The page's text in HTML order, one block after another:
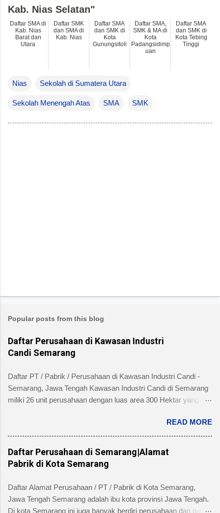
Nias Sekolah di Sumatera Utara
Sekolah Menengah Atas SMA SMK
Kab. Nias Selatan"
Daftar SMA di
Kab. Nias
Barat dan
Utara
Daftar SMK
dan SMA di
Kab. Nias
Daftar SMA
dan SMK di
Kota
Gunungsitoli
Daftar SMA,
SMK & MA di
Kota
Padangsidimp
uan
Daftar SMA
dan SMK di
Kota Tebing
Tinggi
Popular posts from this blog
Daftar Perusahaan di Kawasan Industri
Candi Semarang
Daftar PT / Pabrik / Perusahaan di Kawasan Industri Candi -
Semarang, Jawa Tengah Kawasan Industri Candi di Semarang
miliki 26 unit perusahaan dengan luas area 300 Hektar yang
Kecamatan Ngaliyan dan memiliki fasilitas tanah yang siap
dibangun , jalan 20 s/d 30 meter, green belt, listrik , telepon , air,
security service dan memiliki kemudahan atau keuntungan
bebas banjir dan ideal untuk industri menengah dan besar untuk
alamat pengelola berada di Jl. Tambakaji II No. 7 Semarang
Perusahaan di Kawasan Industri Candi Semarang disertai
READ MORE
Daftar Perusahaan di Semarang|Alamat
Pabrik di Kota Semarang
Daftar Alamat Perusahaan / PT / Pabrik di Kota Semarang,
Jawa Tengah Semarang adalah ibu kota provinsi Jawa Tengah.
Di kota Semarang ini juga banyak berdiri perusahaan dan pabrik